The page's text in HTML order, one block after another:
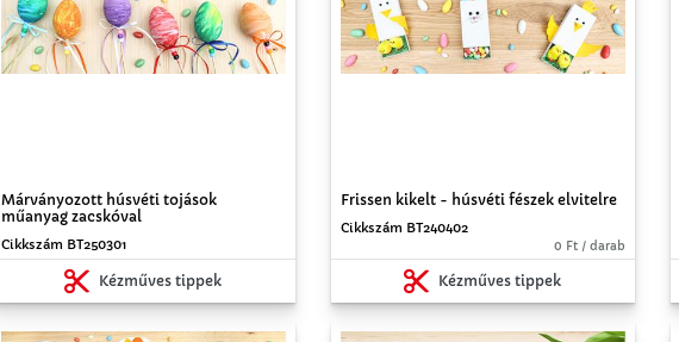
Márványozott húsvéti tojások
műanyag zacskóval
Cikkszám BT250301
Kézműves tippek
Frissen kikelt - húsvéti fészek elvitelre
Cikkszám BT240402
0 Ft / darab
Kézműves tippek